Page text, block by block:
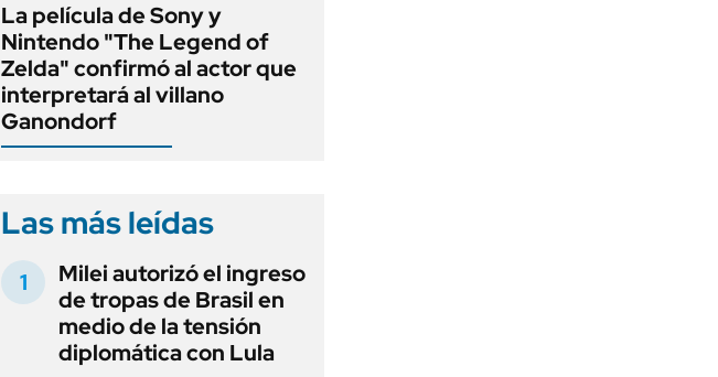
La película de Sony y
Nintendo "The Legend of
Zelda" confirmó al actor que
interpretará al villano
Ganondorf
Las más leídas
Milei autorizó el ingreso
de tropas de Brasil en
medio de la tensión
diplomática con Lula